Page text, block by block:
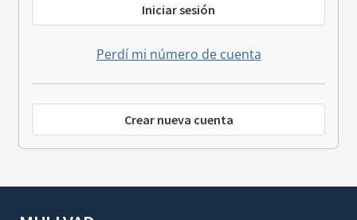
Iniciar sesión
Perdí mi número de cuenta
Crear nueva cuenta